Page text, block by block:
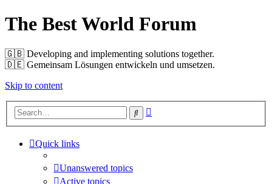
The Best World Forum
🇬🇧️ Developing and implementing solutions together.
🇩🇪️ Gemeinsam Lösungen entwickeln und umsetzen.
Skip to content
Search
Quick links
Unanswered topics
Active topics